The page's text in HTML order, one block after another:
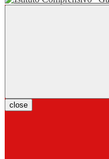
close